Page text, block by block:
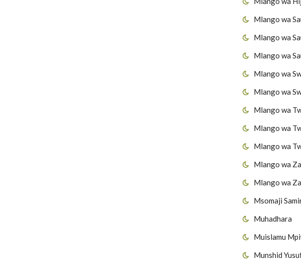
Mlango wa
Mlango wa
Mlango wa
Mlango wa
Mlango wa
Mlango wa
Mlango wa
Mlango wa
Mlango wa
Mlango wa
Msomaji
Muhadhara
Muislamu
Munshid